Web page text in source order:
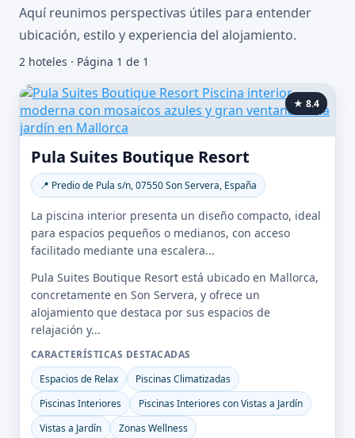
Aquí reunimos perspectivas útiles para entender
ubicación, estilo y experiencia del alojamiento.
2 hoteles · Página 1 de 1
★ 8.4
Pula Suites Boutique Resort
📍 Predio de Pula s/n, 07550 Son Servera, España
La piscina interior presenta un diseño compacto, ideal
para espacios pequeños o medianos, con acceso
facilitado mediante una escalera...
Pula Suites Boutique Resort está ubicado en Mallorca,
concretamente en Son Servera, y ofrece un
alojamiento que destaca por sus espacios de
relajación y...
CARACTERÍSTICAS DESTACADAS
Espacios de Relax
Piscinas Climatizadas
Piscinas Interiores
Piscinas Interiores con Vistas a Jardín
Vistas a Jardín
Zonas Wellness